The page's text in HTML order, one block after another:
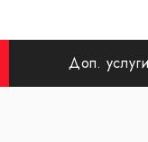
Доп. услуги